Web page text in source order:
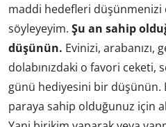
maddi hedefleri düşünmenizi
söyleyeyim. Şu an sahip
düşünün. Evinizi, arabanızı,
dolabınızdaki o favori ceketi,
günü hediyesini bir düşünün.
paraya sahip olduğunuz için